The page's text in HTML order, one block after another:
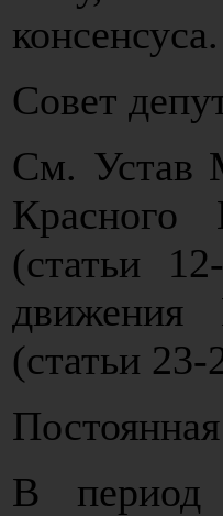
консенсуса.
Совет
См. Устав
Красного
(статьи
движения
(статьи 23-
В период